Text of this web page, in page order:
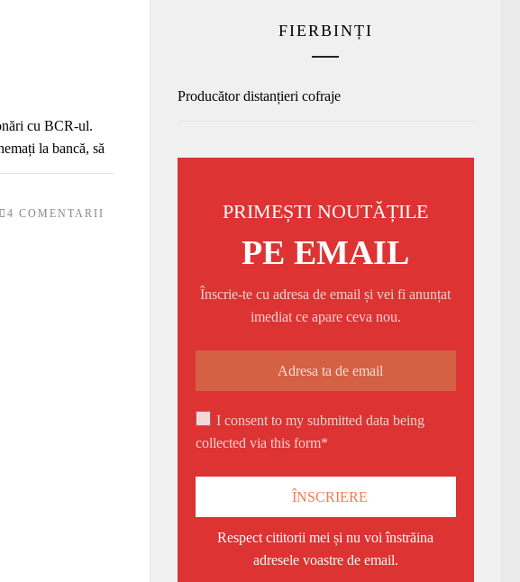
cu BCR-ul.
la bancă, să
4 COMENTARII
FIERBINȚI
Producător distanțieri cofraje
PRIMEȘTI NOUTĂȚILE
PE EMAIL
Înscrie-te cu adresa de email și vei fi anunțat
imediat ce apare ceva nou.
I consent to my submitted data being
collected via this form*
Respect cititorii mei și nu voi înstrăina
adresele voastre de email.